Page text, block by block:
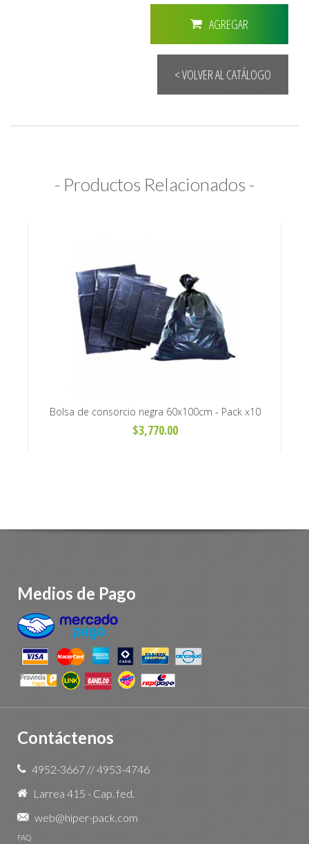
AGREGAR
< VOLVER AL CATÁLOGO
- Productos Relacionados -
Bolsa de consorcio negra 60x100cm - Pack x10
unidades
$3,770.00
Medios de Pago
Contáctenos
4952-3667 //4953-4746
Larrea 415 - Cap. fed.
web@hiper-pack.com
FAQ